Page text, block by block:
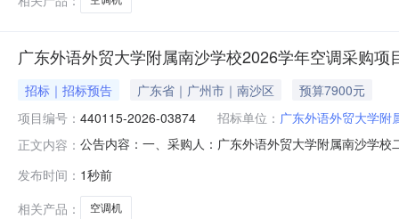
广东外语外贸大学附属南沙学校2026学年空调采购项
招标｜招标预告 广东省｜广州市｜南沙区
预算7900元
项目编号： 440115-2026-03874 招标单位： 广东外语外贸大学附
正文内容： 公告内容：一、采购人：广东外语外贸大学附属南沙学
间：2026-08-0710:16:42
发布时间： 1秒前
相关产品：
空调机